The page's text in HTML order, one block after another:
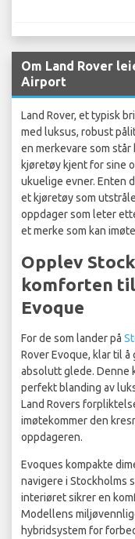
Om Land Rover
Airport
Land Rover, et typisk
med luksus, robust
en merkevare som
kjøretøy kjent for sine
ukuelige evner. Enten
et kjøretøy som
oppdager som leter
et merke som kan
Opplev
komforten til
Evoque
For de som lander på
Rover Evoque, klar til
absolutt glede. Denne
perfekt blanding av
Land Rovers
imøtekommer den
oppdageren.
Evoques kompakte
navigere i Stockholms
interiøret sikrer en
Modellens
hybridsystem for